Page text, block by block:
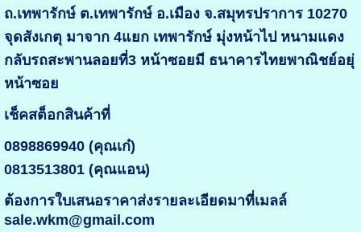
ถ.เทพารักษ์ ต.เทพารักษ์ อ.เมือง จ.สมุทรปราการ 10270
จุดสังเกตุ มาจาก 4แยก เทพารักษ์ มุ่งหน้าไป หนามแดง
กลับรถสะพานลอยที่3 หน้าซอยมี ธนาคารไทยพาณิชย์อยุ่
หน้าซอย
เช็คสต็อกสินค้าที่
0898869940 (คุณเก๋)
0813513801 (คุณแอน)
ต้องการใบเสนอราคาส่งรายละเอียดมาที่เมลล์
sale.wkm@gmail.com